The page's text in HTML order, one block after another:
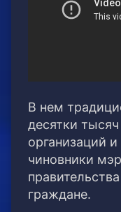
В нем
десятки
организаций
чиновники
граждане.